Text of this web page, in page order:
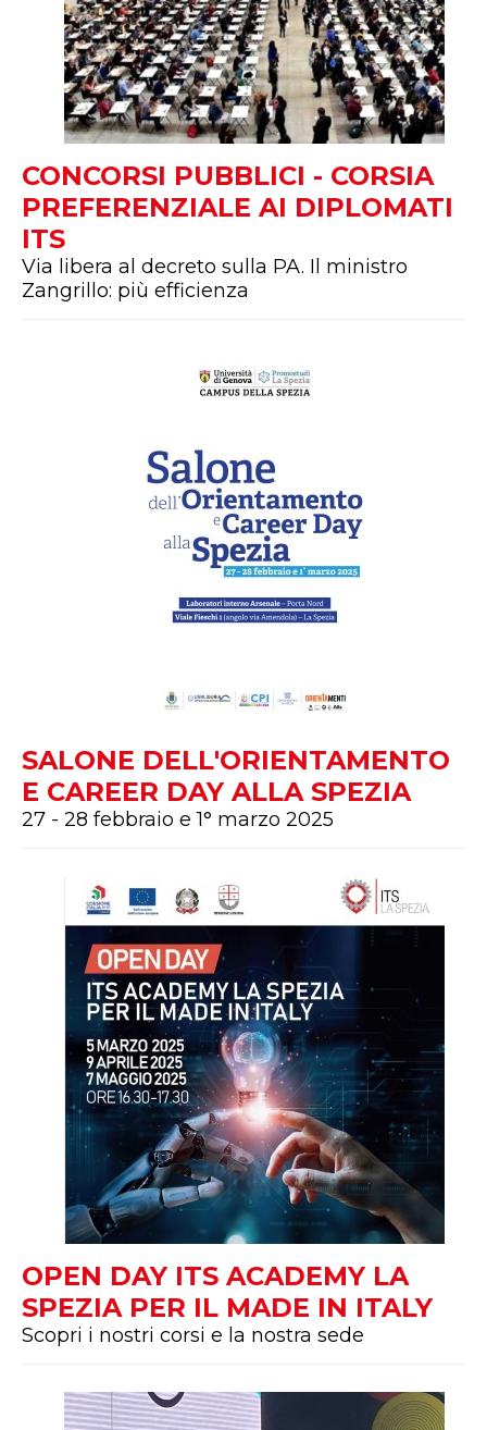
CONCORSI PUBBLICI - CORSIA
PREFERENZIALE AI DIPLOMATI
ITS
Via libera al decreto sulla PA. Il ministro
Zangrillo: più efficienza
SALONE DELL'ORIENTAMENTO
E CAREER DAY ALLA SPEZIA
27 - 28 febbraio e 1° marzo 2025
OPEN DAY ITS ACADEMY LA
SPEZIA PER IL MADE IN ITALY
Scopri i nostri corsi e la nostra sede